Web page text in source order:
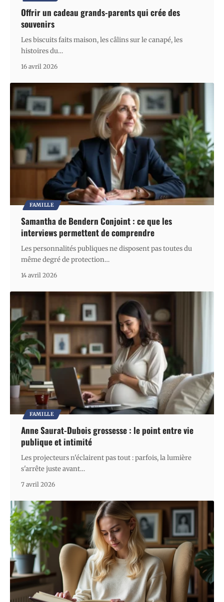
Offrir un cadeau grands-parents qui crée des
souvenirs
Les biscuits faits maison, les câlins sur le canapé, les
histoires du…
16 avril 2026
FAMILLE
Samantha de Bendern Conjoint : ce que les
interviews permettent de comprendre
Les personnalités publiques ne disposent pas toutes du
même degré de protection…
14 avril 2026
FAMILLE
Anne Saurat-Dubois grossesse : le point entre vie
publique et intimité
Les projecteurs n'éclairent pas tout : parfois, la lumière
s'arrête juste avant…
7 avril 2026